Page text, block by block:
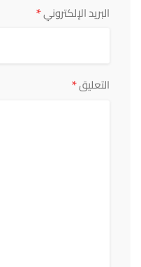
البريد الإلكتروني*
التعليق*